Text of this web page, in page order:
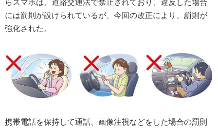
らスマホは、道路交通法で禁止されており、違反した場合
には罰則が設けられているが、今回の改正により、罰則が
強化された。
携帯電話を保持して通話、画像注視などをした場合の罰則